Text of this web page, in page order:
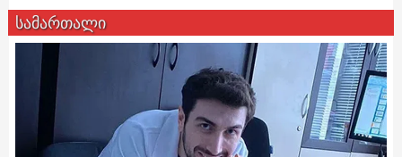
სამართალი